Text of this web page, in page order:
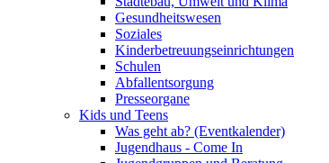
Gesundheitswesen
Soziales
Kinderbetreuungseinrichtungen
Schulen
Abfallentsorgung
Presseorgane
Kids und Teens
Was geht ab? (Eventkalender)
Jugendhaus - Come In